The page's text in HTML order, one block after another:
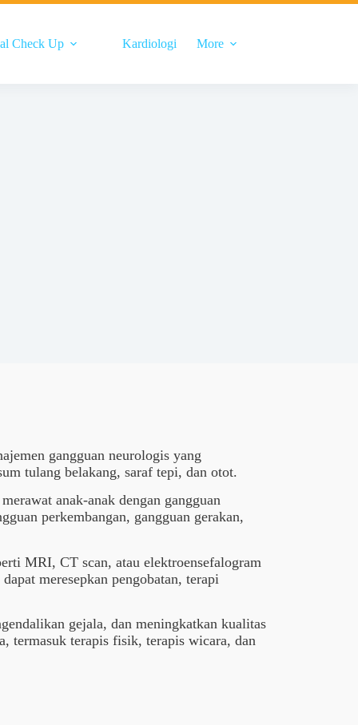
Check Up Kardiologi More
gangguan neurologis yang
tulang belakang, saraf tepi, dan otot.
anak-anak dengan gangguan
perkembangan, gangguan gerakan,
MRI, CT scan, atau elektroensefalogram
meresepkan pengobatan, terapi
gejala, dan meningkatkan kualitas
termasuk terapis fisik, terapis wicara, dan